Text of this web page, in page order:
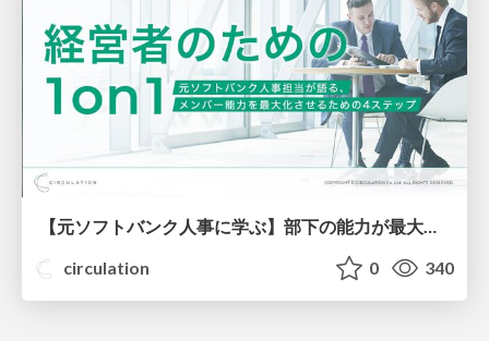
【元ソフトバンク人事に学ぶ】部下の能力が最大化する1on1とは？【人気ウェビナー資料を公開】
circulation
0 340